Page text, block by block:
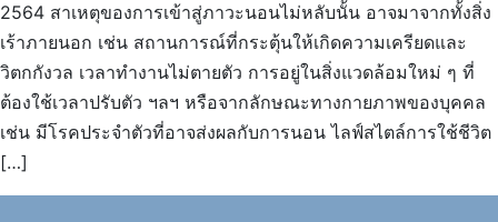
2564 สาเหตุของการเข้าสู่ภาวะนอนไม่หลับนั้น อาจมาจากทั้งสิ่ง
เร้าภายนอก เช่น สถานการณ์ที่กระตุ้นให้เกิดความเครียดและ
วิตกกังวล เวลาทำงานไม่ตายตัว การอยู่ในสิ่งแวดล้อมใหม่ ๆ ที่
ต้องใช้เวลาปรับตัว ฯลฯ หรือจากลักษณะทางกายภาพของบุคคล
เช่น มีโรคประจำตัวที่อาจส่งผลกับการนอน ไลฟ์สไตล์การใช้ชีวิต
[…]